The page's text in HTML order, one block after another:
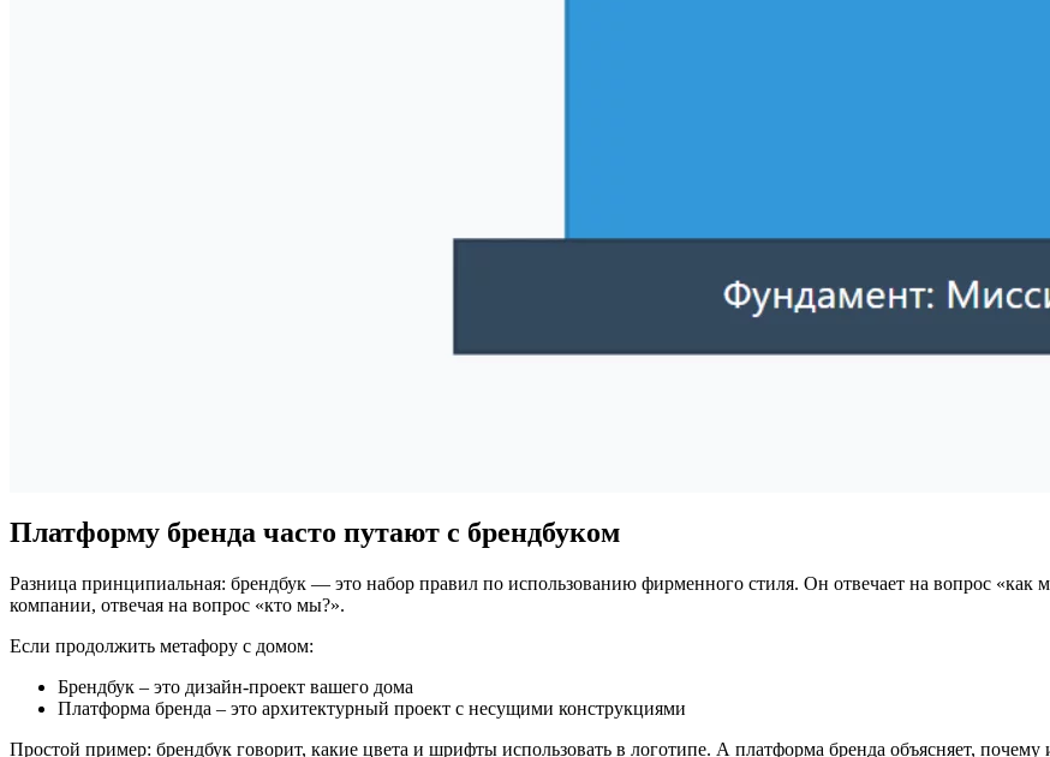
Платформу бренда часто путают с брендбуком
Разница принципиальная: брендбук — это набор правил по использованию фирменного стиля. Он отвечает на вопрос «как
компании, отвечая на вопрос «кто мы?».
Если продолжить метафору с домом:
Брендбук – это дизайн-проект вашего дома
Платформа бренда – это архитектурный проект с несущими конструкциями
Простой пример: брендбук говорит, какие цвета и шрифты использовать в логотипе. А платформа бренда объясняет,